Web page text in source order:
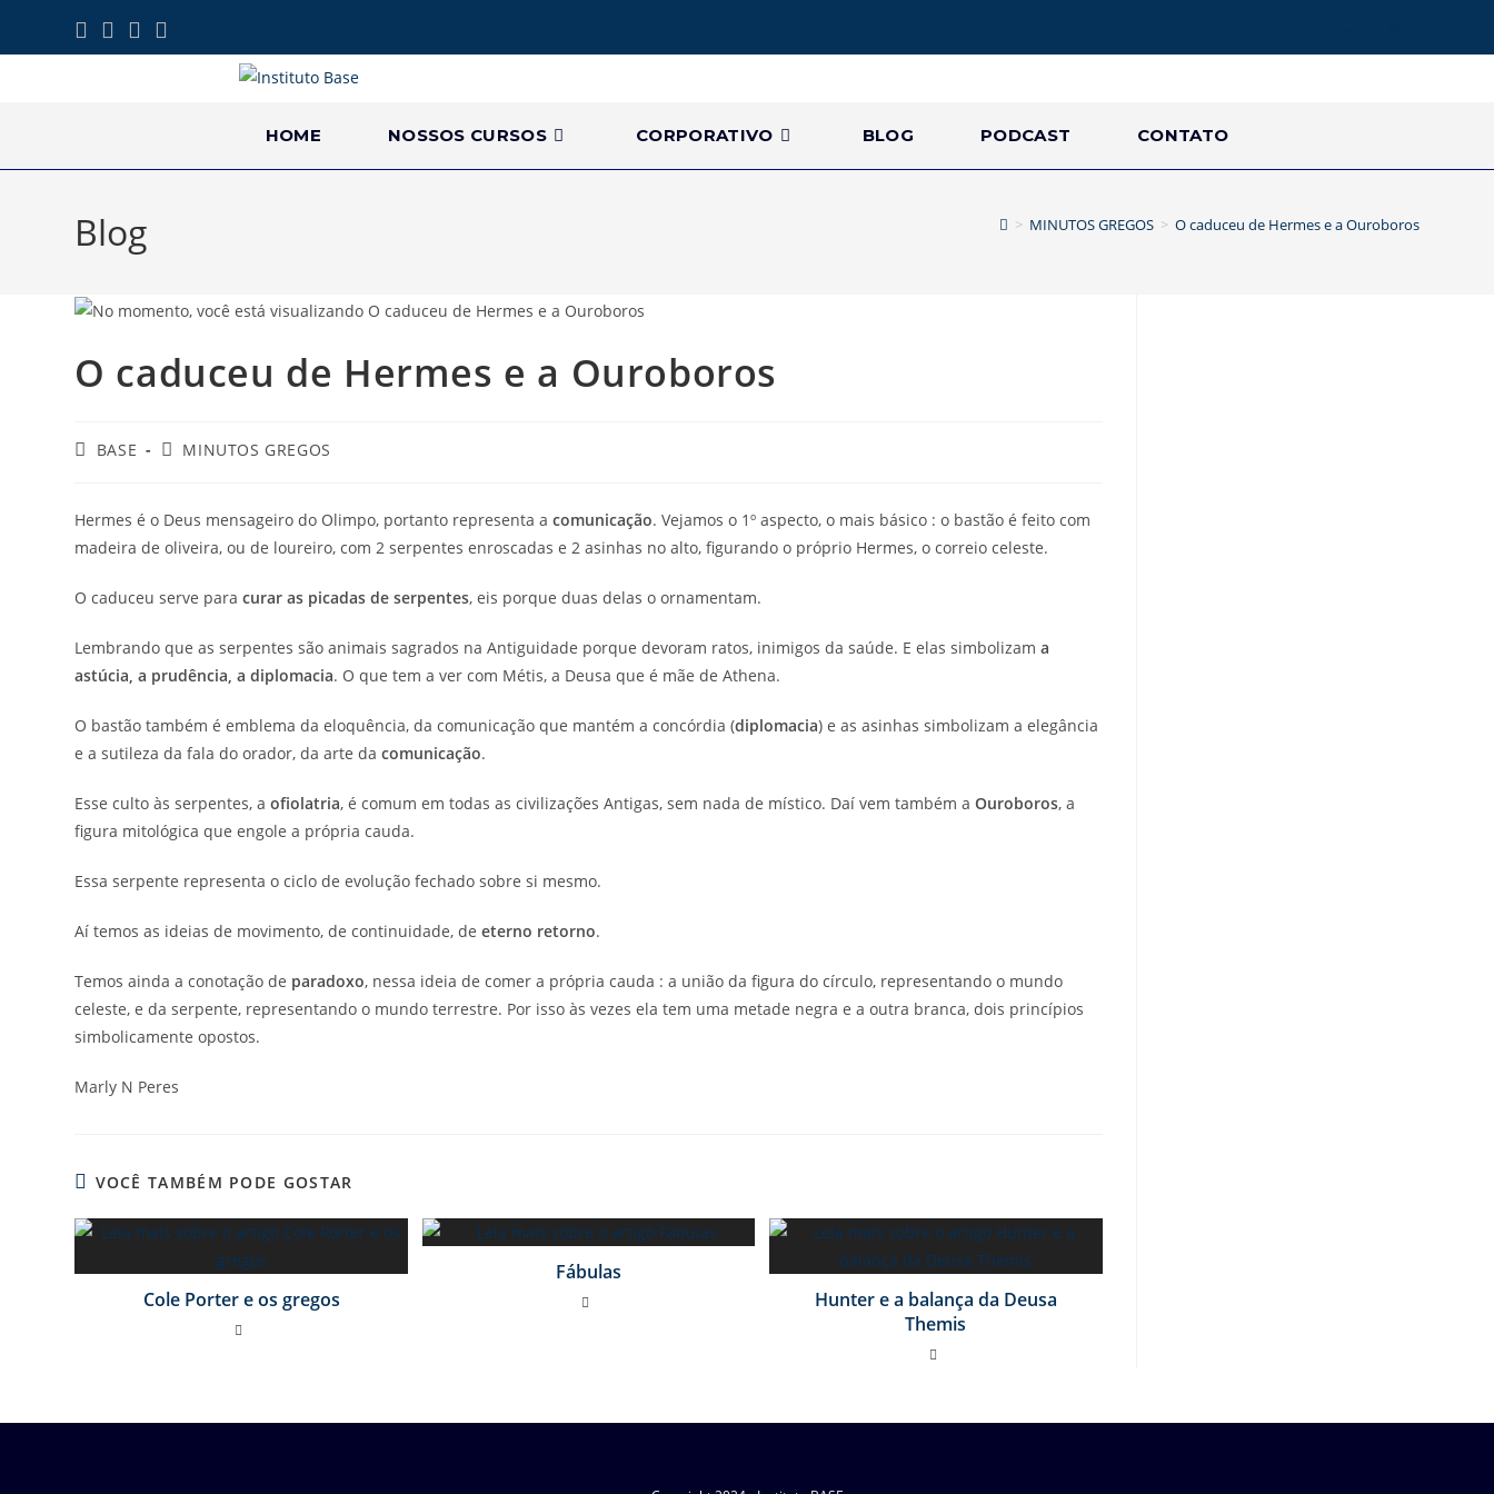
HOME NOSSOS CURSOS CORPORATIVO BLOG PODCAST CONTATO
Blog > MINUTOS GREGOS > O caduceu de Hermes e a Ouroboros
O caduceu de Hermes e a Ouroboros
BASE MINUTOS GREGOS
Hermes é o Deus mensageiro do Olimpo, portanto representa acomunicação. Vejamos o 1º aspecto, o mais básico : o bastão é feito com
madeira de oliveira, ou de loureiro, com 2 serpentes enroscadas e 2 asinhas no alto, figurando o próprio Hermes, o correio celeste.
O caduceu serve paracurar as picadas de serpentes, eis porque duas delas o ornamentam.
Lembrando que as serpentes são animais sagrados na Antiguidade porque devoram ratos, inimigos da saúde. E elas simbolizama
astúcia, a prudência, a diplomacia. O que tem a ver com Métis, a Deusa que é mãe de Athena.
O bastão também é emblema da eloquência, da comunicação que mantém a concórdia (diplomacia) e as asinhas simbolizam a elegância
e a sutileza da fala do orador, da arte dacomunicação.
Esse culto às serpentes, aofiolatria, é comum em todas as civilizações Antigas, sem nada de místico. Daí vem também aOuroboros, a
figura mitológica que engole a própria cauda.
Essa serpente representa o ciclo de evolução fechado sobre si mesmo.
Aí temos as ideias de movimento, de continuidade, deeterno retorno.
Temos ainda a conotação de paradoxo, nessa ideia de comer a própria cauda : a união da figura do círculo, representando o mundo
celeste, e da serpente, representando o mundo terrestre. Por isso às vezes ela tem uma metade negra e a outra branca, dois princípios
simbolicamente opostos.
Marly N Peres
VOCÊ TAMBÉM PODE GOSTAR
Cole Porter e os gregos
Fábulas
Hunter e a balança da Deusa
Themis